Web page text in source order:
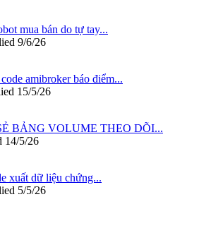
mua bán do tự tay...
9/6/26
amibroker báo điểm...
15/5/26
BẢNG VOLUME THEO DÕI...
14/5/26
xuất dữ liệu chứng...
5/5/26